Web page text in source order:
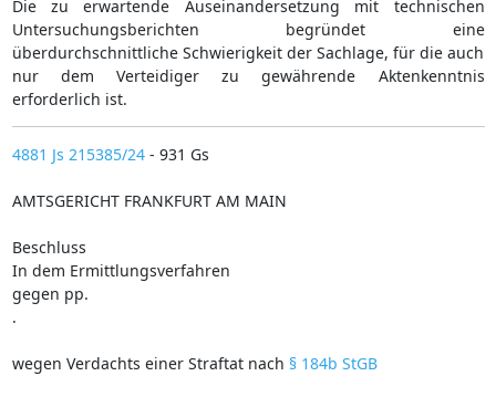
Die zu erwartende Auseinandersetzung mit technischen
Untersuchungsberichten begründet eine
überdurchschnittliche Schwierigkeit der Sachlage, für die auch
nur dem Verteidiger zu gewährende Aktenkenntnis
erforderlich ist.
4881 Js 215385/24- 931 Gs
AMTSGERICHT FRANKFURT AM MAIN
Beschluss
In dem Ermittlungsverfahren
gegen pp.
.
wegen Verdachts einer Straftat nach § 184b StGB